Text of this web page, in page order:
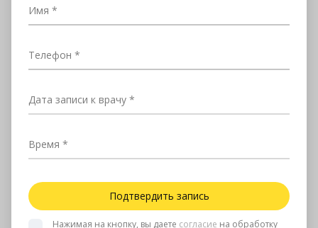
Имя
Телефон
Дата записи к врачу
Время
Нажимая на кнопку, вы даете согласие на обработку